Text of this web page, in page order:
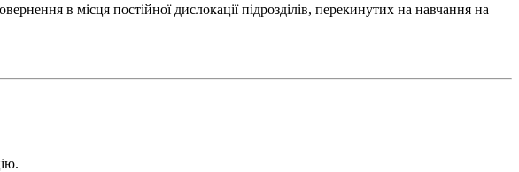
в місця постійної дислокації підрозділів, перекинутих на навчання на